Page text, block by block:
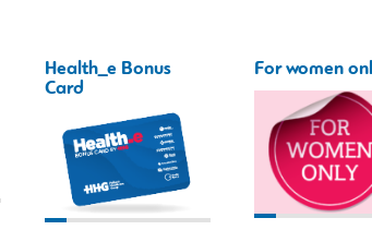
Health_e Bonus
Card
For women